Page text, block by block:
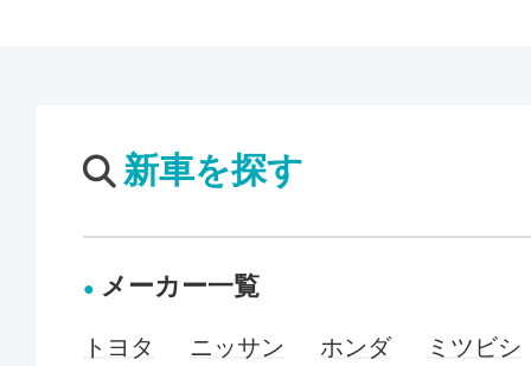
新車を探す
メーカー一覧
トヨタ ニッサン ホンダ
ミツビシ